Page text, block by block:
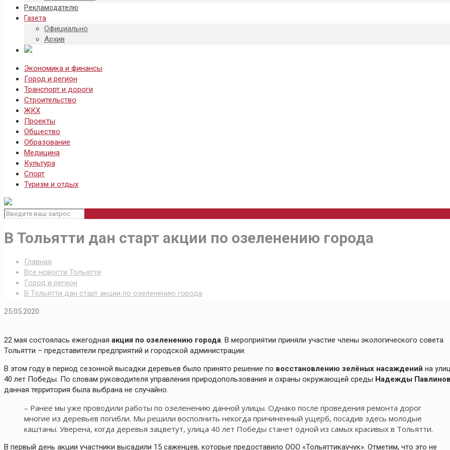
Рекламодателю
Газета
Официально
Архив
Экономика и финансы
Город и регион
Транспорт и дороги
Строительство
ЖКХ
Проекты
Общество
Образование
Медицина
Культура
Спорт
Туризм и отдых
В Тольятти дан старт акции по озеленению города
Главная
Все новости Тольятти
Город и регион
В Тольятти дан старт акции по озеленению города
25.05.2020
22 мая состоялась ежегодная акция по озеленению города. В мероприятии приняли участие члены экологического совета
Тольятти – представители предприятий и городской администрации.
В этом году в период сезонной высадки деревьев было принято решение по восстановлению зелёных насаждений на
40 лет Победы. По словам руководителя управления природопользования и охраны окружающей среды Надежды
данная территория была выбрана не случайно.
– Ранее мы уже проводили работы по озеленению данной улицы. Однако после проведения ремонта дорог
многие из деревьев погибли. Мы решили восполнить некогда причиненный ущерб, посадив здесь молодые
каштаны. Уверена, когда деревья зацветут, улица 40 лет Победы станет одной из самых красивых в Тольятти.
В первый день акции участники высадили 15 саженцев, которые предоставило ООО «Тольяттикаучук». Отметим, что это не